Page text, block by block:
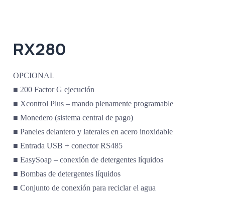
RX280
OPCIONAL
■ 200 Factor G ejecución
■ Xcontrol Plus – mando plenamente programable
■ Monedero (sistema central de pago)
■ Paneles delantero y laterales en acero inoxidable
■ Entrada USB + conector RS485
■ EasySoap – conexión de detergentes líquidos
■ Bombas de detergentes líquidos
■ Conjunto de conexión para reciclar el agua